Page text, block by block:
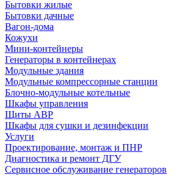
Бытовки жилые
Бытовки дачные
Вагон-дома
Кожухи
Мини-контейнеры
Генераторы в контейнерах
Модульные здания
Модульные компрессорные станции
Блочно-модульные котельные
Шкафы управления
Щиты АВР
Шкафы для сушки и дезинфекции
Услуги
Проектирование, монтаж и ПНР
Диагностика и ремонт ДГУ
Сервисное обслуживание генераторов